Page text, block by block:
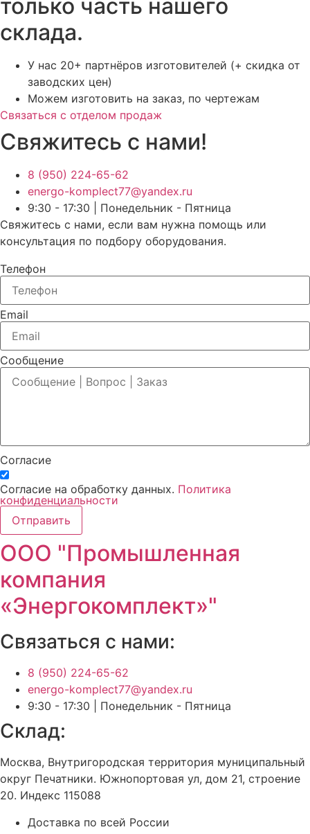
только часть нашего
склада.
У нас 20+ партнёров изготовителей (+ скидка от
заводских цен)
Можем изготовить на заказ, по чертежам
Связаться с отделом продаж
Свяжитесь с нами!
8 (950) 224-65-62
energo-komplect77@yandex.ru
9:30 - 17:30 | Понедельник - Пятница
Свяжитесь с нами, если вам нужна помощь или
консультация по подбору оборудования.
Телефон
Email
Сообщение
Согласие
Согласие на обработку данных. Политика
конфиденциальности
Отправить
ООО "Промышленная
компания
«Энергокомплект»"
Связаться с нами:
8 (950) 224-65-62
energo-komplect77@yandex.ru
9:30 - 17:30 | Понедельник - Пятница
Склад:
Москва, Внутригородская территория муниципальный
округ Печатники. Южнопортовая ул, дом 21, строение
20. Индекс 115088
Доставка по всей России